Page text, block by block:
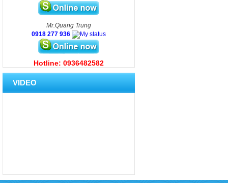
Mr.Quang Trung
0918 277 936
Hotline: 0936482582
VIDEO